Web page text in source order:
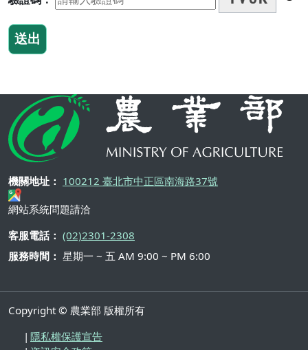
機關地址： 100212 臺北市中正區南海路37號
網站系統問題請洽
客服電話： (02)2301-2308
服務時間： 星期一 ~ 五 AM 9:00 ~ PM 6:00
Copyright © 農業部 版權所有
隱私權保護宣告